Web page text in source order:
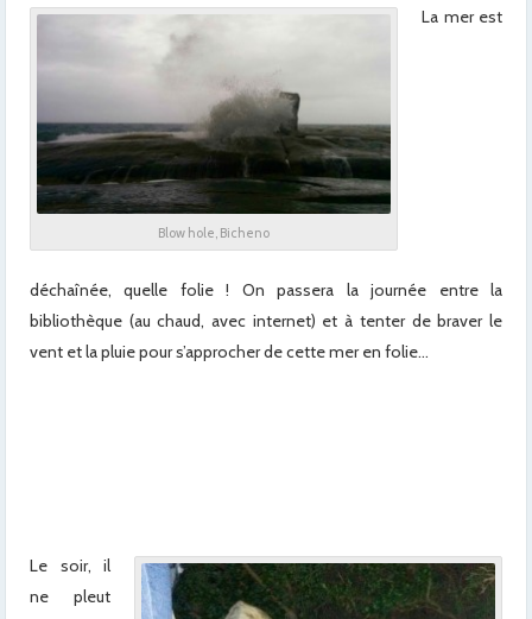
Blow hole, Bicheno
La mer est
déchaînée, quelle folie ! On passera la journée entre la
bibliothèque (au chaud, avec internet) et à tenter de braver le
vent et la pluie pour s’approcher de cette mer en folie…
Le soir, il
ne pleut